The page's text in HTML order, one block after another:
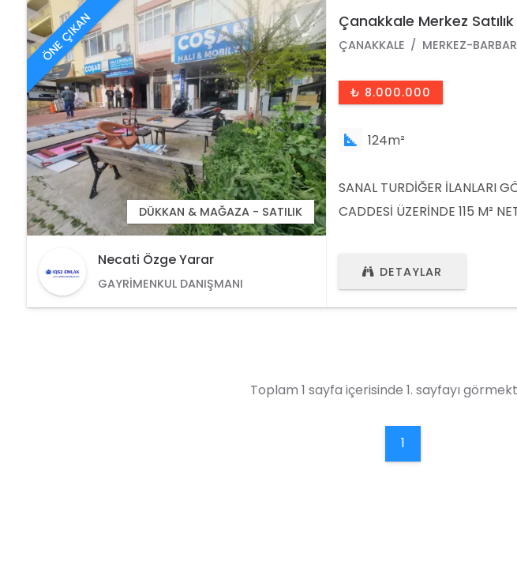
ÖNE ÇIKAN
DÜKKAN & MAĞAZA - SATILIK
Çanakkale Merkez
Mah. 115 M² Dükkan
ÇANAKKALE MERKEZ-
₺ 8.000.000
124m²
SANAL TURDİĞER İLANLARI
CADDESİ ÜZERİNDE 115 M²
POTANSİYELİ YÜKSEK
İŞİNİ KURMAK İSTEYEN
Necati Özge Yarar
GAYRIMENKUL DANIŞMANI
DETAYLAR
Toplam 1 sayfa içerisinde 1. sayfayı
1